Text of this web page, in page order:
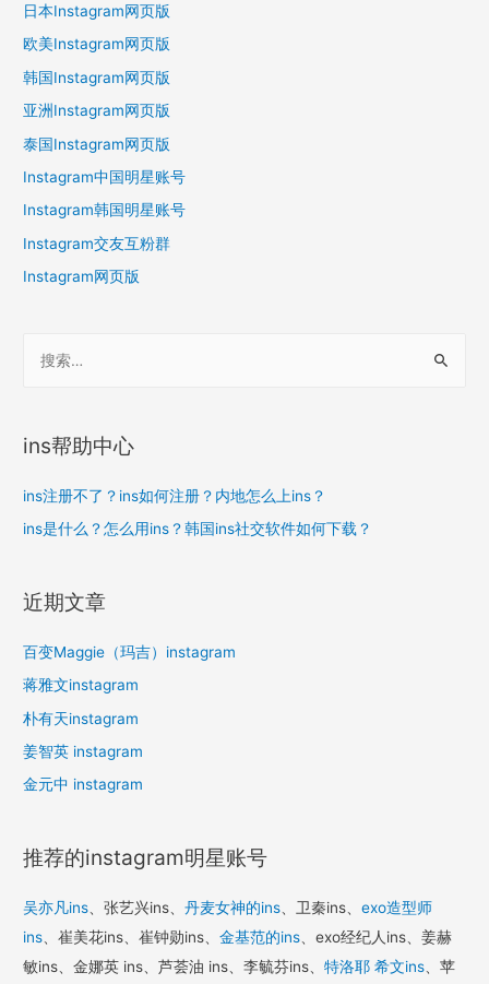
日本Instagram网页版
欧美Instagram网页版
韩国Instagram网页版
亚洲Instagram网页版
泰国Instagram网页版
Instagram中国明星账号
Instagram韩国明星账号
Instagram交友互粉群
Instagram网页版
ins帮助中心
ins注册不了？ins如何注册？内地怎么上ins？
ins是什么？怎么用ins？韩国ins社交软件如何下载？
近期文章
百变Maggie（玛吉）instagram
蒋雅文instagram
朴有天instagram
姜智英 instagram
金元中 instagram
推荐的instagram明星账号
吴亦凡ins 、张艺兴ins、丹麦女神的ins 、卫秦ins、exo造型师
ins 、崔美花ins、崔钟勋ins、金基范的ins 、exo经纪人ins、姜赫
敏ins、金娜英 ins、芦荟油 ins、李毓芬ins、特洛耶 希文ins 、苹